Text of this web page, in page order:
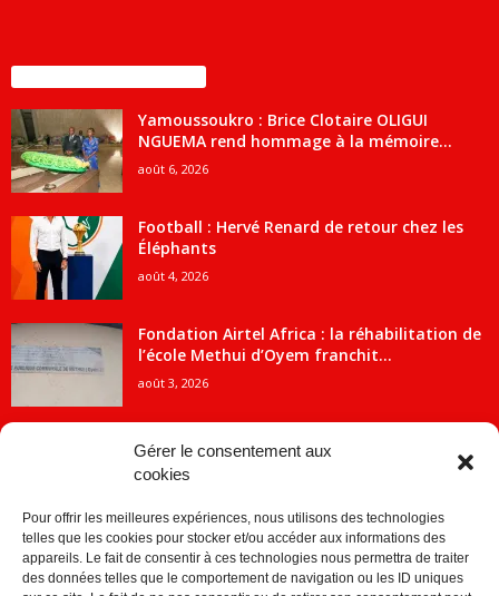
Gérer le consentement aux
cookies
Pour offrir les meilleures expériences, nous utilisons des technologies
telles que les cookies pour stocker et/ou accéder aux informations des
appareils. Le fait de consentir à ces technologies nous permettra de traiter
des données telles que le comportement de navigation ou les ID uniques
Yamoussoukro : Brice Clotaire OLIGUI
NGUEMA rend hommage à la mémoire...
août 6, 2026
Football : Hervé Renard de retour chez les
Éléphants
août 4, 2026
Fondation Airtel Africa : la réhabilitation de
l’école Methui d’Oyem franchit...
août 3, 2026
ACTUALITES
Economie 2091
1840